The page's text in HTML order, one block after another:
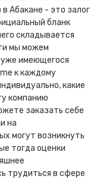
Абакане - это залог
бланк
складывается
мы можем
уже имеющегося
к каждому
какие
компанию
заказать себе
на
могут возникнуть
тогда оценки
трудиться в сфере